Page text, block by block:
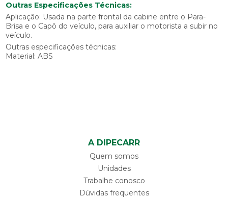
Outras Especificações Técnicas:
Aplicação: Usada na parte frontal da cabine entre o Para-
Brisa e o Capô do veículo, para auxiliar o motorista a subir no
veículo.
Outras especificações técnicas:
Material: ABS
A DIPECARR
Quem somos
Unidades
Trabalhe conosco
Dúvidas frequentes